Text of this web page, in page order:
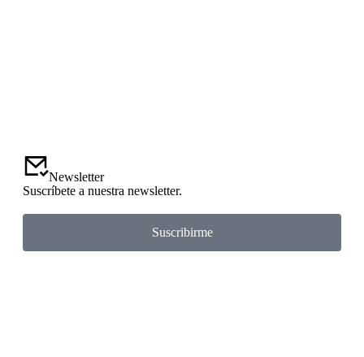
Newsletter
Suscríbete a nuestra newsletter.
Suscribirme